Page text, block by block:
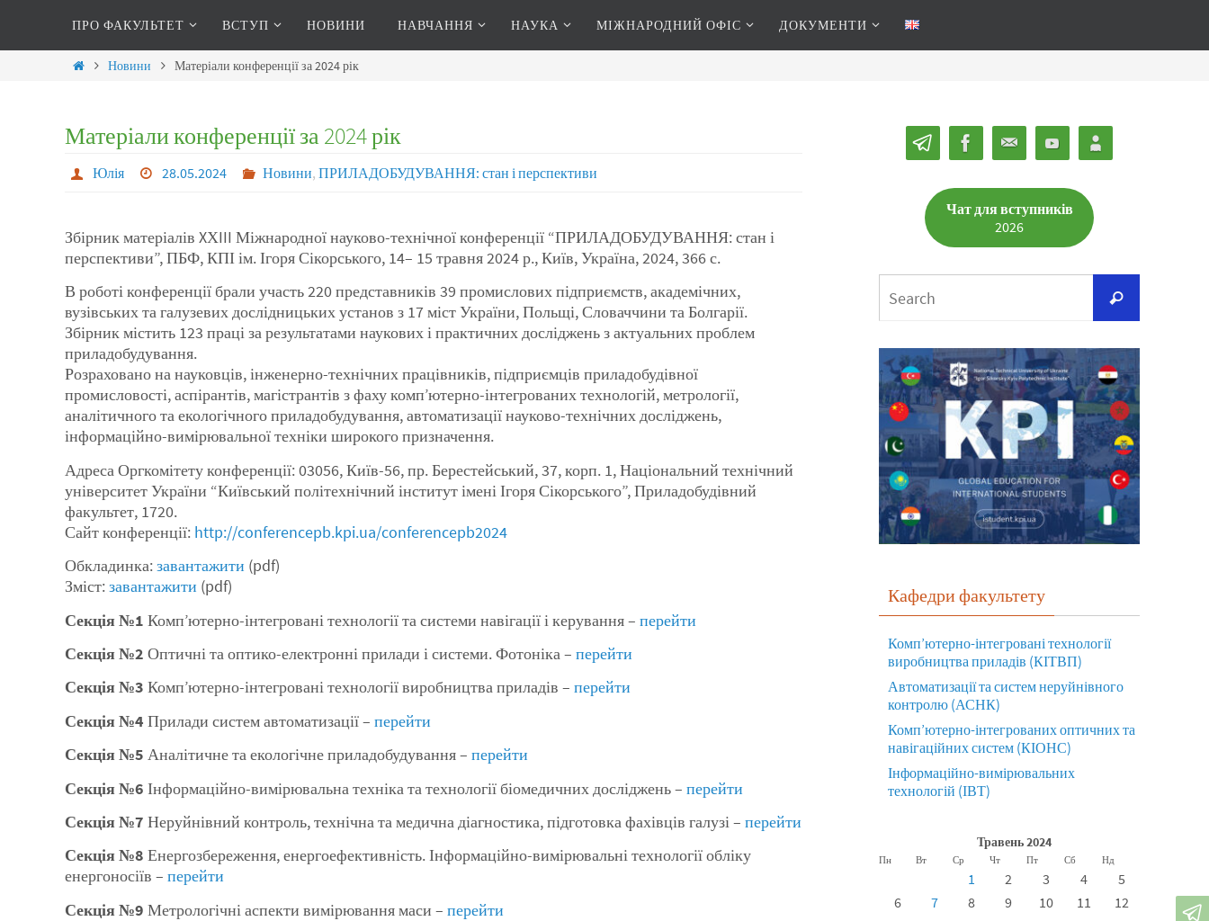
ПРО ФАКУЛЬТЕТ ВСТУП НОВИНИ НАВЧАННЯ НАУКА МІЖНАРОДНИЙ ОФІС ДОКУМЕНТИ
Новини Матеріали конференції за 2024 рік
Матеріали конференції за 2024 рік
Юлія 28.05.2024 Новини,ПРИЛАДОБУДУВАННЯ: стан і перспективи
Збірник матеріалів XХIII Міжнародної науково-технічної конференції “ПРИЛАДОБУДУВАННЯ: стан і
перспективи”, ПБФ, КПІ ім. Ігоря Сікорського, 14– 15 травня 2024 р., Київ, Україна, 2024, 366 с.
В роботі конференції брали участь 220 представників 39 промислових підприємств, академічних,
вузівських та галузевих дослідницьких установ з 17 міст України, Польщі, Словаччини та Болгарії.
Збірник містить 123 праці за результатами наукових і практичних досліджень з актуальних проблем
приладобудування.
Розраховано на науковців, інженерно-технічних працівників, підприємців приладобудівної
промисловості, аспірантів, магістрантів з фаху комп’ютерно-інтегрованих технологій, метрології,
аналітичного та екологічного приладобудування, автоматизації науково-технічних досліджень,
інформаційно-вимірювальної техніки широкого призначення.
Адреса Оргкомітету конференції: 03056, Київ-56, пр. Берестейський, 37, корп. 1, Національний технічний
університет України “Київський політехнічний інститут імені Ігоря Сікорського”, Приладобудівний
факультет, 1720.
Сайт конференції: http://conferencepb.kpi.ua/conferencepb2024
Обкладинка:завантажити (pdf)
Зміст:завантажити (pdf)
Секція №1 Комп’ютерно-інтегровані технології та системи навігації і керування – перейти
Секція №2 Оптичні та оптико-електронні прилади і системи. Фотоніка – перейти
Секція №3 Комп’ютерно-інтегровані технології виробництва приладів – перейти
Секція №4 Прилади систем автоматизації – перейти
Секція №5 Аналітичне та екологічне приладобудування – перейти
Секція №6 Інформаційно-вимірювальна техніка та технології біомедичних досліджень – перейти
Секція №7 Неруйнівний контроль, технічна та медична діагностика, підготовка фахівців галузі – перейти
Секція №8 Енергозбереження, енергоефективність. Інформаційно-вимірювальні технології обліку
енергоносіїв – перейти
Секція №9 Метрологічні аспекти вимірювання маси – перейти
Чат для вступників
2026
Кафедри факультету
Комп’ютерно-інтегровані технології
виробництва приладів (КІТВП)
Автоматизації та систем неруйнівного
контролю (АСНК)
Комп’ютерно-інтегрованих оптичних та
навігаційних систем (КІОНС)
Інформаційно-вимірювальних
технологій (ІВТ)
Травень 2024
Пн Вт Ср Чт Пт Сб Нд
1 2 3 4
5
6
7 8 9 10 11
12